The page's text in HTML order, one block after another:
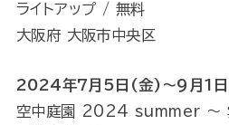
ライトアップ / 無料
大阪府 大阪市中央区
2024年7月5日(金)～9月1
空中庭園 2024 summer ～ 雲